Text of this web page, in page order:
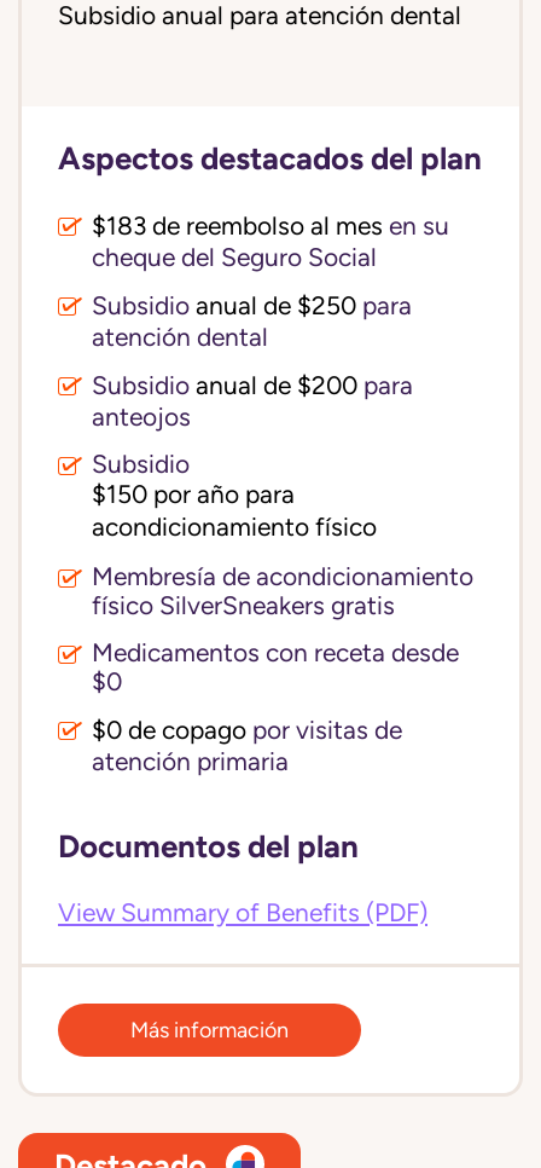
Subsidio anual para atención dental
Aspectos destacados del plan
$183 de reembolso al mes en su
cheque del Seguro Social
Subsidio anual de $250 para
atención dental
Subsidio anual de $200 para
anteojos
Subsidio
$150 por año para
acondicionamiento físico
Membresía de acondicionamiento
físico SilverSneakers gratis
Medicamentos con receta desde
$0
$0 de copago por visitas de
atención primaria
Documentos del plan
View Summary of Benefits (PDF)
Más información